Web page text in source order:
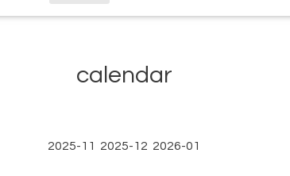
calendar
2025-11 2025-12 2026-01